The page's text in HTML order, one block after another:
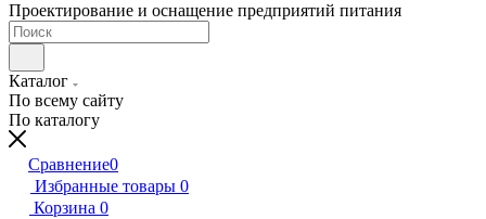
Проектирование и оснащение предприятий питания
Каталог
По всему сайту
По каталогу
Сравнение0
Избранные товары 0
Корзина 0